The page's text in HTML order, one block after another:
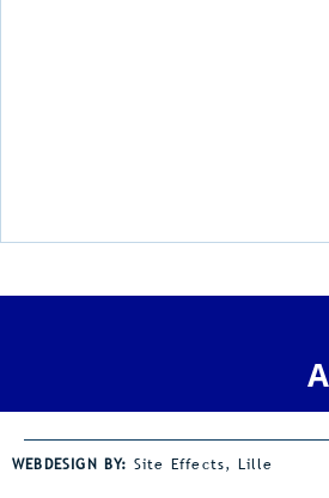
Na twee beloftentitels behaalde
Jef Vermeiren nu ook zijn eerste
Neuve was een sprong...
WEBDESIGN BY: Site Effects, Lille